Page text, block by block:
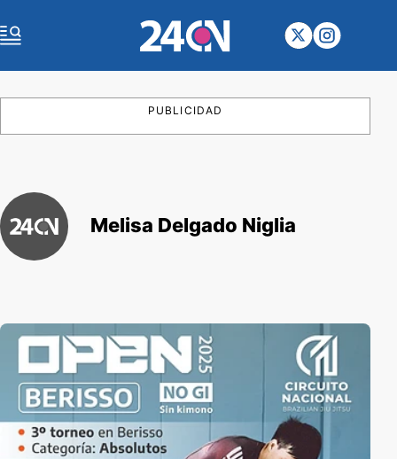
PUBLICIDAD
Melisa Delgado Niglia